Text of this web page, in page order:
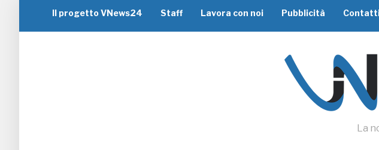
Il progetto VNews24 Staff Lavora con noi Pubblicità
La